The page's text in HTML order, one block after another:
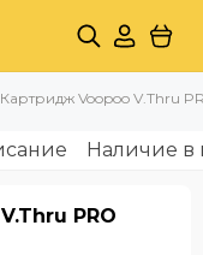
Картридж Voopoo V.Thru
Наличие в
PRO